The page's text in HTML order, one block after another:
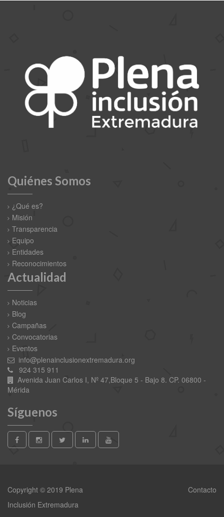
Quiénes Somos
¿Qué es?
Misión
Transparencia
Equipo
Entidades
Reconocimientos
Actualidad
Noticias
Blog
Campañas
Convocatorias
Eventos
info@plenainclusionextremadura.org
924 315 911
Avenida Juan Carlos I, Nº 47,Bloque 5 - Bajo 8. CP. 06800 -
Mérida
Síguenos
Copyright © 2019 Plena
Inclusión Extremadura
Contacto